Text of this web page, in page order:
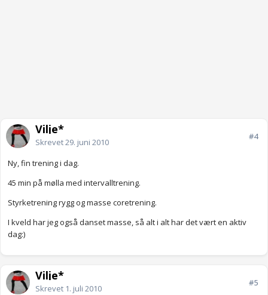
Vilje*
Skrevet29. juni 2010
#4
Ny, fin trening i dag.
45 min på mølla med intervalltrening.
Styrketrening rygg og masse coretrening.
I kveld har jeg også danset masse, så alt i alt har det vært en aktiv
dag:)
Vilje*
Skrevet 1. juli 2010
#5